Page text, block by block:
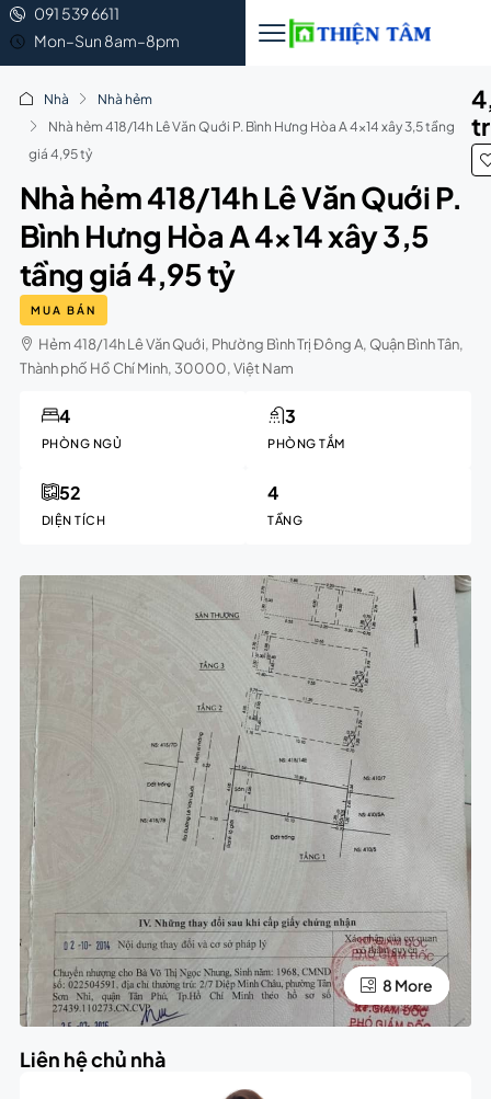
091 539 6611
Mon–Sun 8am–8pm
Nhà
Nhà hẻm
Nhà hẻm 418/14h Lê Văn Quới P. Bình Hưng Hòa A 4×14 xây 3,5 tầng
giá 4,95 tỷ
Nhà hẻm 418/14h Lê Văn Quới P.
Bình Hưng Hòa A 4×14 xây 3,5
tầng giá 4,95 tỷ
MUA BÁN
Hẻm 418/14h Lê Văn Quới, Phường Bình Trị Đông A, Quận Bình Tân,
Thành phố Hồ Chí Minh, 30000, Việt Nam
PHÒNG NGỦ
4
PHÒNG TẮM
3
DIỆN TÍCH
52
TẦNG
4
4 More
8 More
Liên hệ chủ nhà